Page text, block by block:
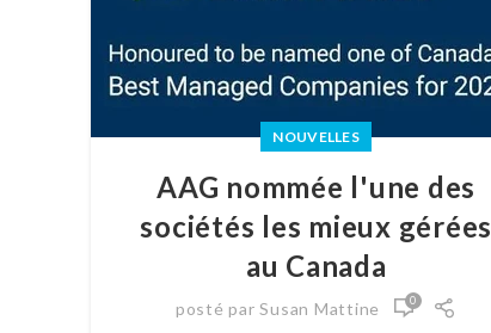
NOUVELLES
AAG nommée l'une des
sociétés les mieux gérées
au Canada
posté par Susan Mattine 0